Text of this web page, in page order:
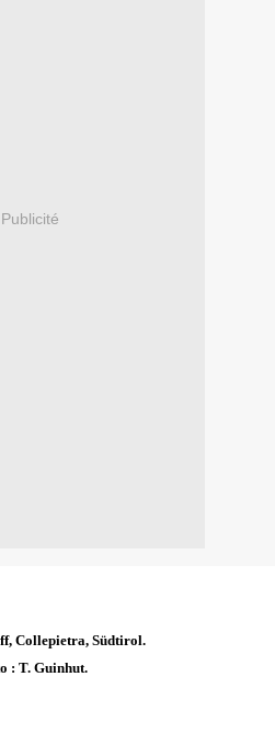
Publicité
Collepietra, Südtirol.
: T. Guinhut.